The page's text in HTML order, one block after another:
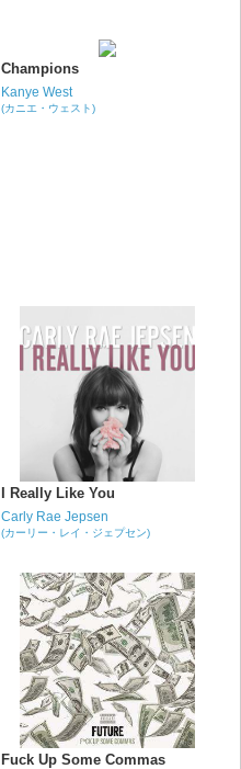
Champions
Kanye West
(カニエ・ウェスト)
I Really Like You
Carly Rae Jepsen
(カーリー・レイ・ジェプセン)
Fuck Up Some Commas